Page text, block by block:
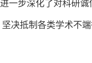
一步深化了对科研
决抵制各类学术不